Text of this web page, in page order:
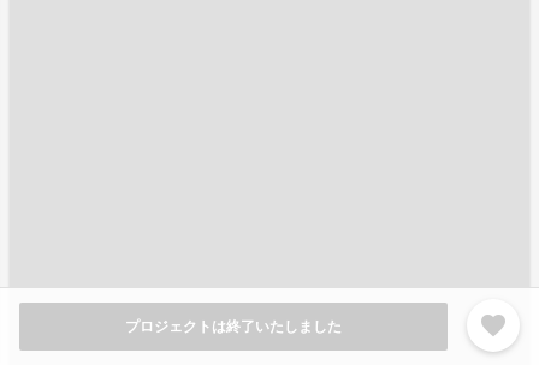
プロジェクトは終了いたしました favorite